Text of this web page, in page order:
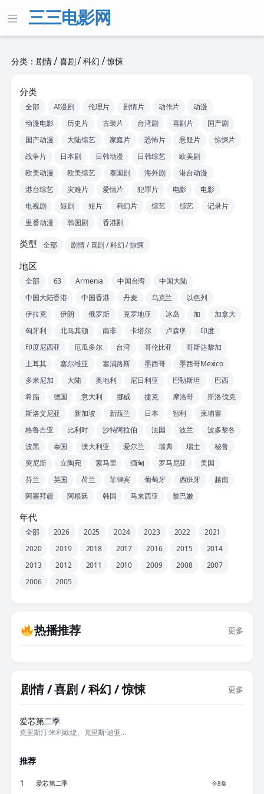
三三电影网
分类：剧情 / 喜剧 / 科幻 / 惊悚
分类
全部 AI漫剧 伦理片 剧情片 动作片
动漫
动漫电影
历史片 古装片 台湾剧 喜剧片
国产剧
国产动漫
大陆综艺 家庭片 恐怖片 悬疑片
惊悚片
战争片
日本剧 日韩动漫 日韩综艺
欧美剧
欧美动漫
欧美综艺 泰国剧 海外剧
港台动漫
港台综艺
灾难片 爱情片 犯罪片 电影
电影
电视剧
短剧 短片 科幻片 综艺 综艺
记录片
里番动漫
韩国剧 香港剧
类型 全部 剧情 / 喜剧 / 科幻 / 惊悚
地区
全部 63 Armenia 中国台湾
中国大陆
中国大陆香港
中国香港 丹麦 乌克兰
以色列
伊拉克
伊朗 俄罗斯 克罗地亚 冰岛 加
加拿大
匈牙利
北马其顿 南非 卡塔尔 卢森堡
印度
印度尼西亚
厄瓜多尔 台湾 哥伦比亚
哥斯达黎加
土耳其
塞尔维亚 塞浦路斯 墨西哥
墨西哥Mexico
多米尼加
大陆 奥地利 尼日利亚 巴勒斯坦
巴西
希腊
德国 意大利 挪威 捷克 摩洛哥
斯洛伐克
斯洛文尼亚
新加坡 新西兰 日本 智利
柬埔寨
格鲁吉亚
比利时 沙特阿拉伯 法国 波兰
波多黎各
波黑
泰国 澳大利亚 爱尔兰 瑞典 瑞士
秘鲁
突尼斯
立陶宛 索马里 缅甸 罗马尼亚
美国
芬兰
英国 荷兰 菲律宾 葡萄牙 西班牙
越南
阿塞拜疆
阿根廷 韩国 马来西亚 黎巴嫩
年代
全部 2026 2025 2024 2023 2022
2021
2020
2019 2018 2017 2016 2015
2014
2013
2012 2011 2010 2009 2008
2007
2006
2005
热播推荐 更多
剧情 / 喜剧 / 科幻 / 惊悚 更多
爱芯第二季
克里斯汀·米利欧缇、克里斯·迪亚曼托普洛斯、卡洛斯·安东尼奥、凯莱布·富
推荐
1 爱芯第二季 全8集